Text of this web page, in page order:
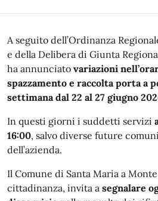
Descrizione
A seguito dell’Ordinanza
e della Delibera di Giunta
ha annunciato variazioni
spazzamento e raccolta porta a
settimana dal 22 al 27 giugno
In questi giorni i suddetti servizi
16:00, salvo diverse future
dell’azienda.
Il Comune di Santa Maria a
cittadinanza, invita a segnalare